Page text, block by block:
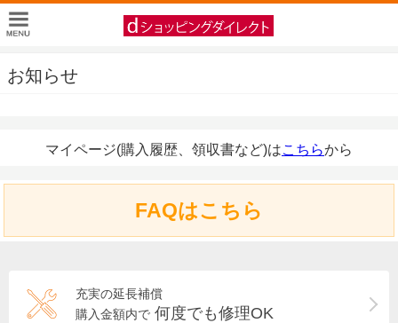
お知らせ
マイページ(購入履歴、領収書など)はこちらから
FAQはこちら
充実の延長補償
購入金額内で 何度でも修理OK